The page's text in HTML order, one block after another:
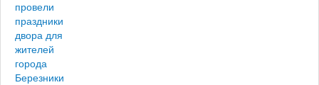
провели
праздники
двора для
жителей
города
Березники